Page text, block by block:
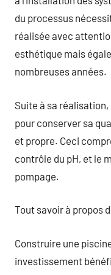
du processus
réalisée avec
esthétique mais
nombreuses années.
Suite à sa
pour conserver sa
et propre. Ceci
contrôle du pH, et le
pompage.
Tout savoir à propos
Construire une
investissement